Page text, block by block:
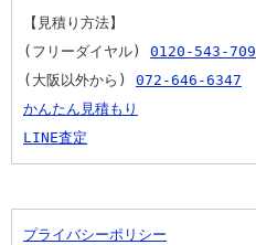
【見積り方法】
(フリーダイヤル) 0120-543-709
(大阪以外から) 072-646-6347
かんたん見積もり
LINE査定
プライバシーポリシー